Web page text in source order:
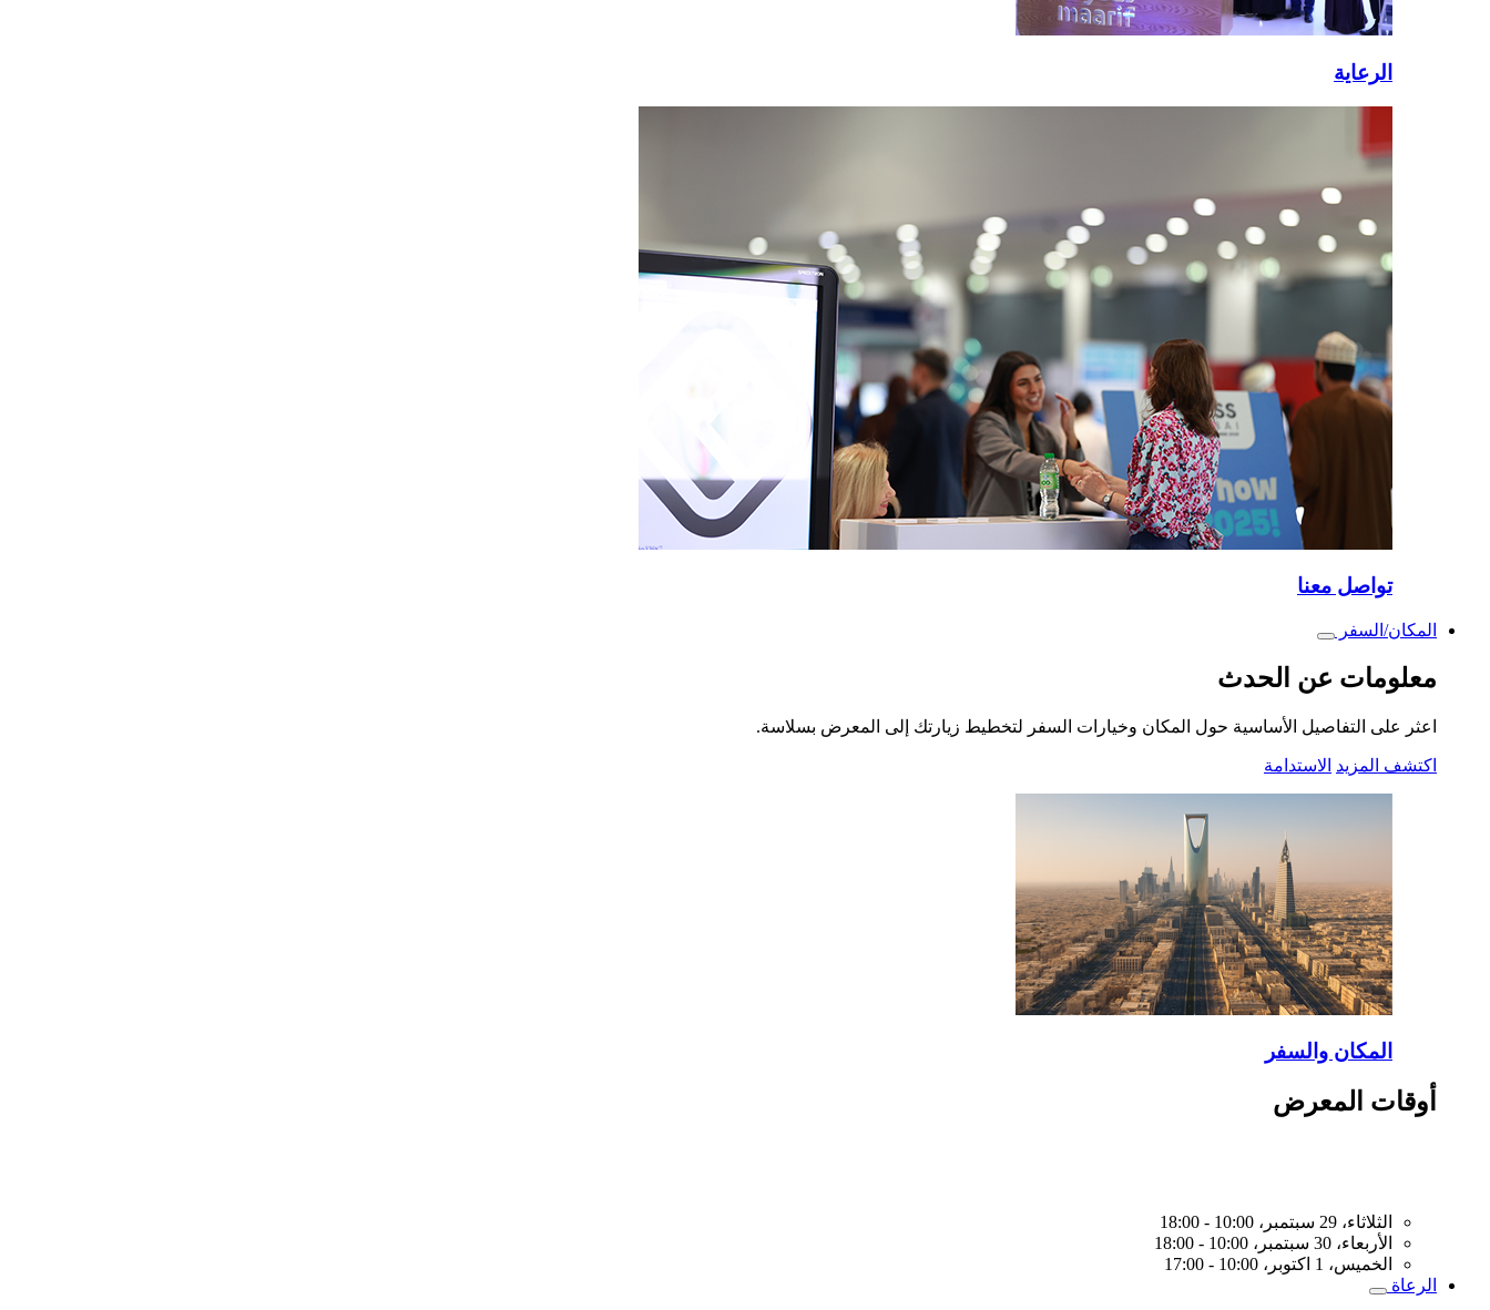
الرعاية
تواصل معنا
المكان/السفر
Toggle
معلومات عن الحدث
اعثر على التفاصيل الأساسية حول المكان وخيارات السفر لتخطيط زيارتك إلى المعرض بسلاسة.
اكتشف المزيد الاستدامة
المكان والسفر
أوقات المعرض
الثلاثاء، 29 سبتمبر، 10:00 - 18:00
الأربعاء، 30 سبتمبر، 10:00 - 18:00
الخميس، 1 اكتوبر، 10:00 - 17:00
الرعاة
Toggle